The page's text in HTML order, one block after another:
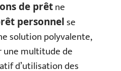
de prêtne
personnelse
solution polyvalente,
une multitude de
d’utilisation des